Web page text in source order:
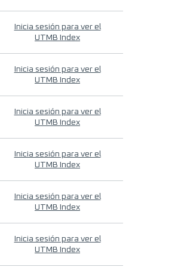
Inicia sesión para ver el
UTMB Index
Inicia sesión para ver el
UTMB Index
Inicia sesión para ver el
UTMB Index
Inicia sesión para ver el
UTMB Index
Inicia sesión para ver el
UTMB Index
Inicia sesión para ver el
UTMB Index